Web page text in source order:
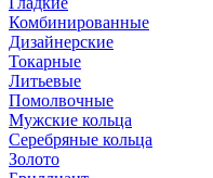
Комбинированные
Дизайнерские
Токарные
Литьевые
Помолвочные
Мужские кольца
Серебряные кольца
Золото